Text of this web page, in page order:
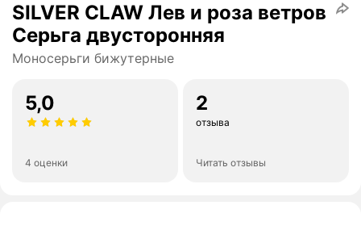
SILVER CLAW Лев и роза ветров
Серьга двусторонняя
Моносерьги бижутерные
5,0
4 оценки
2
отзыва
Читать отзывы